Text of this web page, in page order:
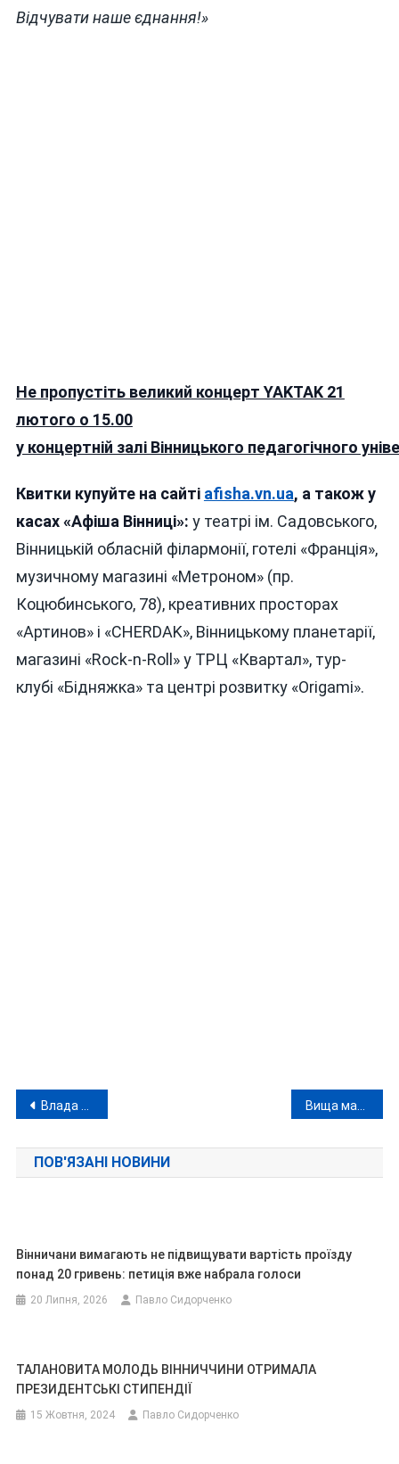
Відчувати наше єднання!»
Не пропустіть великий концерт YAKTAK 21
лютого о 15.00
у концертній залі Вінницького педагогічного
Квитки купуйте на сайті afisha.vn.ua, а також у
касах «Афіша Вінниці»: у театрі ім. Садовського,
Вінницькій обласній філармонії, готелі «Франція»,
музичному магазині «Метроном» (пр.
Коцюбинського, 78), креативних просторах
«Артинов» і «CHERDAK», Вінницькому планетарії,
магазині «Rock-n-Roll» у ТРЦ «Квартал», тур-
клубі «Бідняжка» та центрі розвитку «Origami».
Навігація
записів
Влада Вінниччини зізнається у розбазарюванні сотень мільйонів під час війни
ПОВ'ЯЗАНІ НОВИНИ
Вінничани вимагають не підвищувати вартість проїзду
понад 20 гривень: петиція вже набрала голоси
20 Липня, 2026 Павло Сидорченко
ТАЛАНОВИТА МОЛОДЬ ВІННИЧЧИНИ ОТРИМАЛА
ПРЕЗИДЕНТСЬКІ СТИПЕНДІЇ
15 Жовтня, 2024 Павло Сидорченко